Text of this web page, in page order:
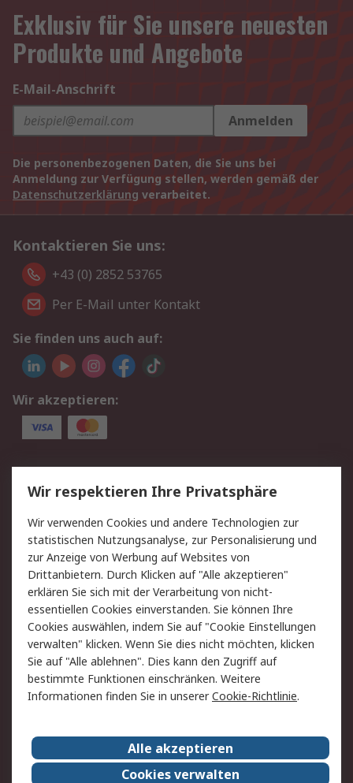
Exklusiv für Sie unsere neuesten
Produkte und Angebote
E-Mail-Anschrift
Anmelden
Die personenbezogenen Daten, die Sie uns bei
Anmeldung zur Verfügung stellen, werden gemäß der
Datenschutzerklärung verarbeitet.
Kontaktieren Sie uns:
+43 (0) 2852 53765
Per E-Mail unter Kontakt
Sie finden uns auch auf:
Wir akzeptieren:
Service
Value Added Services
Lieferlösungen
Rücksendung/Entsorgung Kontakt
Hilfe
Rechtliches
RS Verkaufs- und
Lieferbedingungen
Datenschutz
Cookie-Richtlinie
Zahlungsbedingungen
Impressum
Webseite Konditionen
RS weltweit
Karriere bei RS
Nachhaltigkeit
Wir respektieren Ihre Privatsphäre
Wir verwenden Cookies und andere Technologien zur
statistischen Nutzungsanalyse, zur Personalisierung und
zur Anzeige von Werbung auf Websites von
Drittanbietern. Durch Klicken auf "Alle akzeptieren"
erklären Sie sich mit der Verarbeitung von nicht-
essentiellen Cookies einverstanden. Sie können Ihre
Cookies auswählen, indem Sie auf "Cookie Einstellungen
verwalten" klicken. Wenn Sie dies nicht möchten, klicken
Sie auf "Alle ablehnen". Dies kann den Zugriff auf
bestimmte Funktionen einschränken. Weitere
Informationen finden Sie in unsererCookie-Richtlinie.
Alle akzeptieren
Cookies verwalten